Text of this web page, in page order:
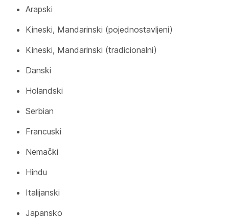
Arapski
Kineski, Mandarinski (pojednostavljeni)
Kineski, Mandarinski (tradicionalni)
Danski
Holandski
Serbian
Francuski
Nemački
Hindu
Italijanski
Japansko